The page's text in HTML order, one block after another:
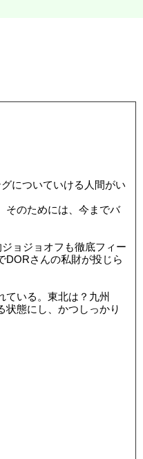
についていける人間がい
そのためには、今までバ
ョジョオフも徹底フィー
DORさんの私財が投じら
ている。東北は？九州
状態にし、かつしっかり